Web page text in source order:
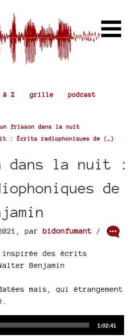
à Z grille podcast
un frisson dans la nuit
: Écrits radiophoniques de (…)
dans la nuit :
de
par bidonfumant /
inspirée des écrits
Benjamin
mais, qui étrangement
Total
1:02:41